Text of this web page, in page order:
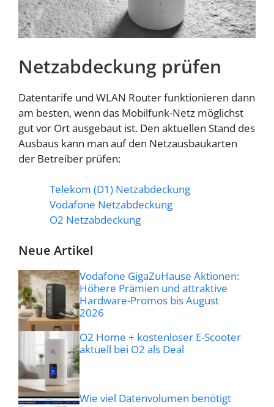
Netzabdeckung prüfen
Datentarife und WLAN Router funktionieren dann
am besten, wenn das Mobilfunk-Netz möglichst
gut vor Ort ausgebaut ist. Den aktuellen Stand des
Ausbaus kann man auf den Netzausbaukarten
der Betreiber prüfen:
Telekom (D1) Netzabdeckung
Vodafone Netzabdeckung
O2 Netzabdeckung
Neue Artikel
Vodafone GigaZuHause Aktionen:
Höhere Prämien und attraktive
Hardware-Promos bis August
2026
O2 Home + kostenloser E-Scooter
aktuell bei O2 als Deal
Wie viel Datenvolumen benötigt